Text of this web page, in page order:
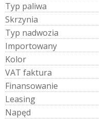
Typ paliwa
Skrzynia
Typ nadwozia
Importowany
Kolor
VAT faktura
Finansowanie
Leasing
Napęd